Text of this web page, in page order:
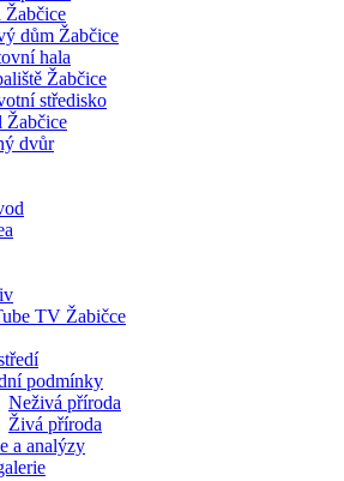
Žabčice
dům Žabčice
hala
Žabčice
středisko
Žabčice
dvůr
TV Žabičce
podmínky
Neživá příroda
Živá příroda
a analýzy